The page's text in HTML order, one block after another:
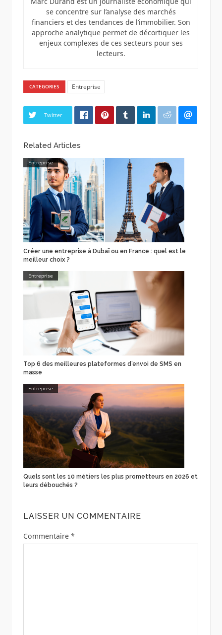
se concentre sur l’analyse des marchés
financiers et des tendances de l’immobilier. Son
approche analytique permet de décortiquer les
enjeux complexes de ces secteurs pour ses
lecteurs.
CATEGORIES Entreprise
Twitter
Related Articles
Entreprise
Créer une entreprise à Dubaï ou en France : quel est le
meilleur choix ?
Entreprise
Top 6 des meilleures plateformes d’envoi de SMS en
masse
Entreprise
Quels sont les 10 métiers les plus prometteurs en 2026 et
leurs débouchés ?
LAISSER UN COMMENTAIRE
Commentaire *